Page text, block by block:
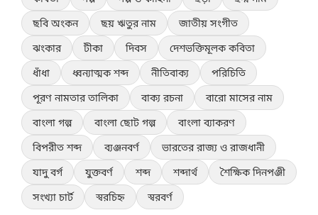
ছবি অংকন
ছয় ঋতুর নাম
জাতীয় সংগীত
ঝংকার
টীকা দিবস
দেশভক্তিমূলক কবিতা
ধাঁধা
ধ্বন্যাত্মক শব্দ নীতিবাক্য
পরিচিতি
পূরণ নামতার তালিকা
বাক্য রচনা
বারো মাসের নাম
বাংলা গল্প
বাংলা ছোট গল্প
বাংলা ব্যাকরণ
বিপরীত শব্দ
ব্যঞ্জনবর্ণ
ভারতের রাজ্য ও রাজধানী
যাদু বর্গ
যুক্তবর্ণ শব্দ শব্দার্থ
শৈক্ষিক দিনপঞ্জী
সংখ্যা চার্ট
স্বরচিহ্ন স্বরবর্ণ